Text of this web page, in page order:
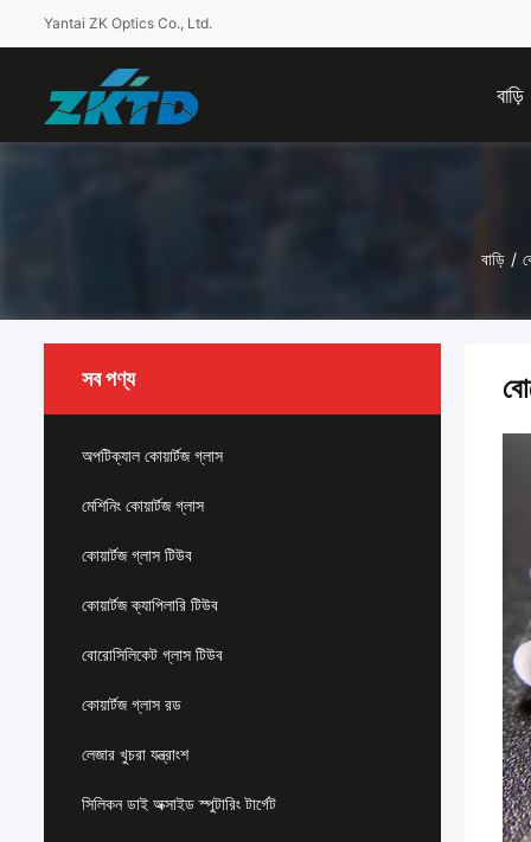
Yantai ZK Optics Co., Ltd.
বাড়ি
বাড়ি /
সব পণ্য
অপটিক্যাল কোয়ার্টজ গ্লাস
মেশিনিং কোয়ার্টজ গ্লাস
কোয়ার্টজ গ্লাস টিউব
কোয়ার্টজ ক্যাপিলারি টিউব
বোরোসিলিকেট গ্লাস টিউব
কোয়ার্টজ গ্লাস রড
লেজার খুচরা যন্ত্রাংশ
সিলিকন ডাই অক্সাইড স্পুটারিং টার্গেট